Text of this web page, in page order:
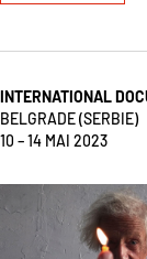
INTERNATIONAL
BELGRADE (SERBIE)
10 – 14 MAI 2023